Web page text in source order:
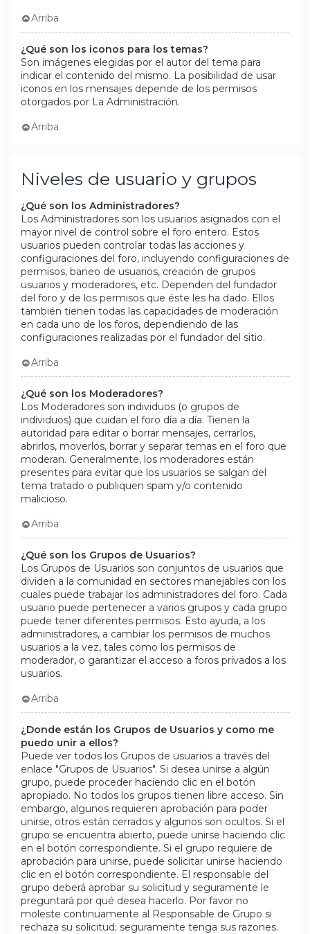
Arriba
¿Qué son los iconos para los temas?
Son imágenes elegidas por el autor del tema para
indicar el contenido del mismo. La posibilidad de usar
iconos en los mensajes depende de los permisos
otorgados por La Administración.
Arriba
Niveles de usuario y grupos
¿Qué son los Administradores?
Los Administradores son los usuarios asignados con el
mayor nivel de control sobre el foro entero. Estos
usuarios pueden controlar todas las acciones y
configuraciones del foro, incluyendo configuraciones de
permisos, baneo de usuarios, creación de grupos
usuarios y moderadores, etc. Dependen del fundador
del foro y de los permisos que éste les ha dado. Ellos
también tienen todas las capacidades de moderación
en cada uno de los foros, dependiendo de las
configuraciones realizadas por el fundador del sitio.
Arriba
¿Qué son los Moderadores?
Los Moderadores son individuos (o grupos de
individuos) que cuidan el foro día a día. Tienen la
autoridad para editar o borrar mensajes, cerrarlos,
abrirlos, moverlos, borrar y separar temas en el foro que
moderan. Generalmente, los moderadores están
presentes para evitar que los usuarios se salgan del
tema tratado o publiquen spam y/o contenido
malicioso.
Arriba
¿Qué son los Grupos de Usuarios?
Los Grupos de Usuarios son conjuntos de usuarios que
dividen a la comunidad en sectores manejables con los
cuales puede trabajar los administradores del foro. Cada
usuario puede pertenecer a varios grupos y cada grupo
puede tener diferentes permisos. Esto ayuda, a los
administradores, a cambiar los permisos de muchos
usuarios a la vez, tales como los permisos de
moderador, o garantizar el acceso a foros privados a los
usuarios.
Arriba
¿Donde están los Grupos de Usuarios y como me
puedo unir a ellos?
Puede ver todos los Grupos de usuarios a través del
enlace "Grupos de Usuarios". Si desea unirse a algún
grupo, puede proceder haciendo clic en el botón
apropiado. No todos los grupos tienen libre acceso. Sin
embargo, algunos requieren aprobación para poder
unirse, otros están cerrados y algunos son ocultos. Si el
grupo se encuentra abierto, puede unirse haciendo clic
en el botón correspondiente. Si el grupo requiere de
aprobación para unirse, puede solicitar unirse haciendo
clic en el botón correspondiente. El responsable del
grupo deberá aprobar su solicitud y seguramente le
preguntará por qué desea hacerlo. Por favor no
moleste continuamente al Responsable de Grupo si
rechaza su solicitud; seguramente tenga sus razones.